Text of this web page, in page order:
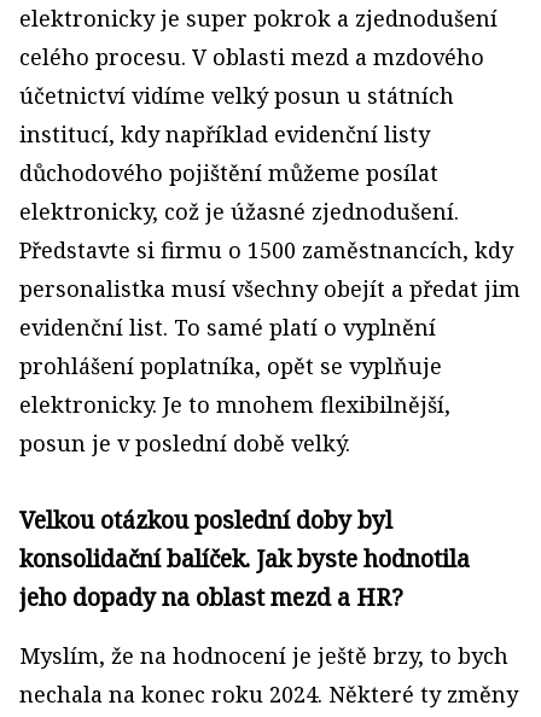
elektronicky je super pokrok a zjednodušení
celého procesu. V oblasti mezd a mzdového
účetnictví vidíme velký posun u státních
institucí, kdy například evidenční listy
důchodového pojištění můžeme posílat
elektronicky, což je úžasné zjednodušení.
Představte si firmu o 1500 zaměstnancích, kdy
personalistka musí všechny obejít a předat jim
evidenční list. To samé platí o vyplnění
prohlášení poplatníka, opět se vyplňuje
elektronicky. Je to mnohem flexibilnější,
posun je v poslední době velký.
Velkou otázkou poslední doby byl
konsolidační balíček. Jak byste hodnotila
jeho dopady na oblast mezd a HR?
Myslím, že na hodnocení je ještě brzy, to bych
nechala na konec roku 2024. Některé ty změny